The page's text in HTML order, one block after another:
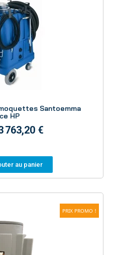
Santoemma
HP
763,20 €
au panier
PRIX PROMO !